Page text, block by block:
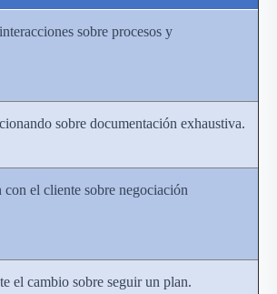
sobre procesos y
sobre documentación exhaustiva.
el cliente sobre negociación
el cambio sobre seguir un plan.